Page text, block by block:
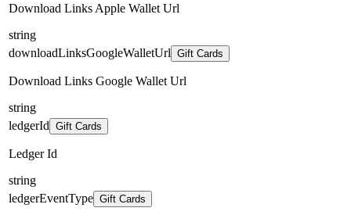
Download Links Apple Wallet Url
string
downloadLinksGoogleWalletUrl Gift Cards
Download Links Google Wallet Url
string
ledgerId Gift Cards
Ledger Id
string
ledgerEventType Gift Cards